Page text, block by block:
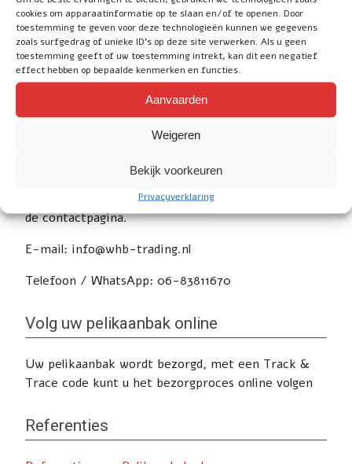
cookies om apparaatinformatie op te slaan en/of te openen. Door
toestemming te geven voor deze technologieën kunnen we gegevens
zoals surfgedrag of unieke ID's op deze site verwerken. Als u geen
toestemming geeft of uw toestemming intrekt, kan dit een negatief
effect hebben op bepaalde kenmerken en functies.
Aanvaarden
Weigeren
Bekijk voorkeuren
Privacyverklaring
Social
Heeft u nog vragen of wilt u advies? Klik
de contactpagina.
E-mail: info@whb-trading.nl
Telefoon / WhatsApp: 06-83811670
Volg uw pelikaanbak online
Uw pelikaanbak wordt bezorgd, met een Track &
Trace code kunt u het bezorgproces online volgen
Referenties